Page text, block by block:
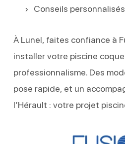
Conseils
À Lunel, faites confiance à
installer votre piscine
professionnalisme. Des
pose rapide, et un
l’Hérault : votre projet